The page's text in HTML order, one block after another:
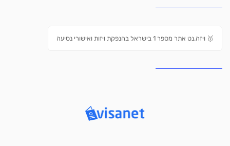
🥇 ויזה.נט אתר מספר 1 בישראל בהנפקת ויזות ואישורי נסיעה